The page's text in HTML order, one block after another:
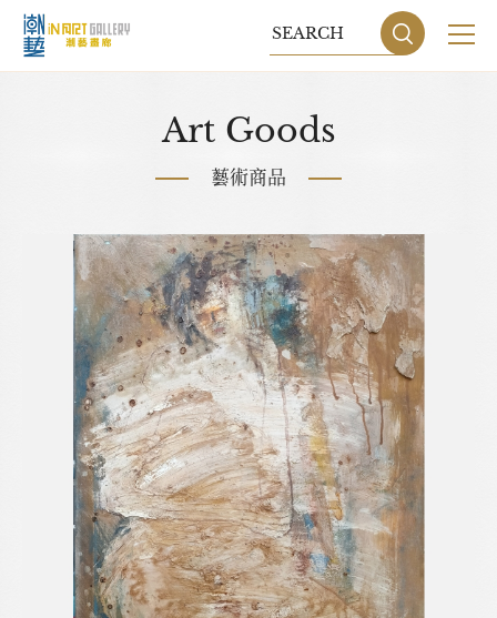
收藏交流
網站地圖 隱私權政策
DESIGNBY GRNET
Art Goods
藝術商品